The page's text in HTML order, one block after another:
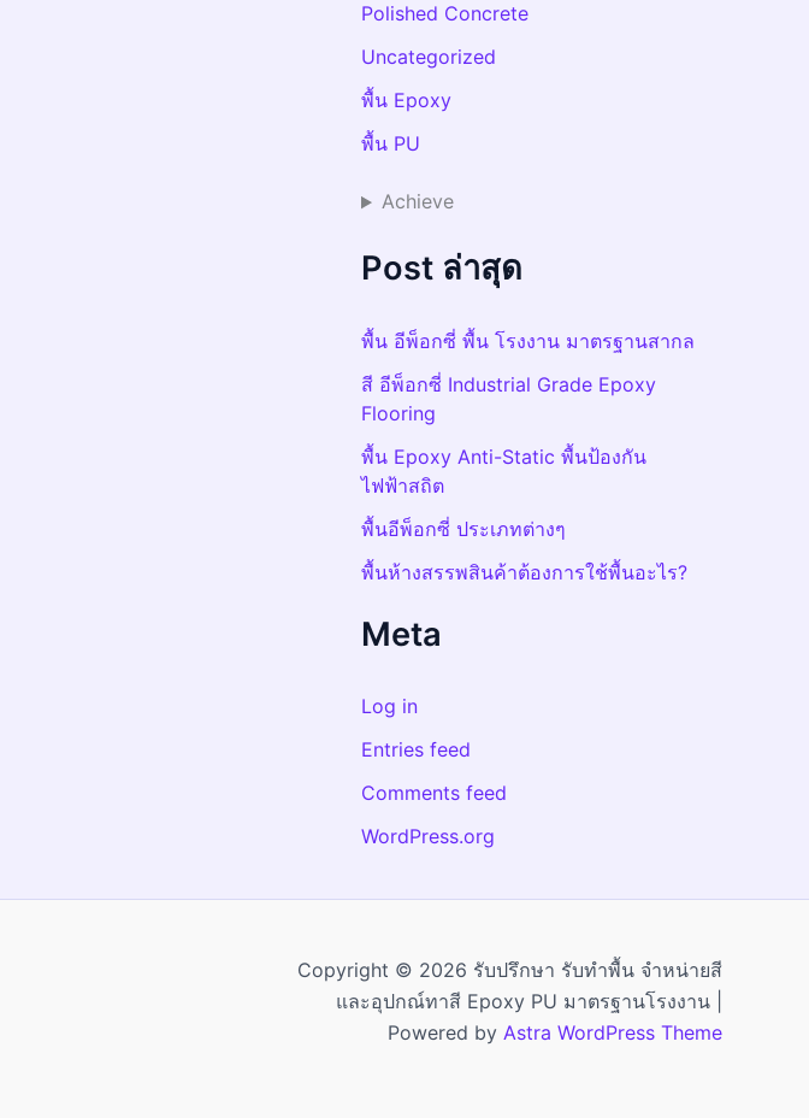
Polished Concrete
Uncategorized
พื้น Epoxy
พื้น PU
Achieve
Post ล่าสุด
พื้น อีพ็อกซี่ พื้น โรงงาน มาตรฐานสากล
สี อีพ็อกซี่ Industrial Grade Epoxy
Flooring
พื้น Epoxy Anti-Static พื้นป้องกัน
ไฟฟ้าสถิต
พื้นอีพ็อกซี่ ประเภทต่างๆ
พื้นห้างสรรพสินค้าต้องการใช้พื้นอะไร?
Meta
Log in
Entries feed
Comments feed
WordPress.org
Copyright © 2026 รับปรึกษา รับทำพื้น จำหน่ายสี
และอุปกณ์ทาสี Epoxy PU มาตรฐานโรงงาน |
Powered by Astra WordPress Theme